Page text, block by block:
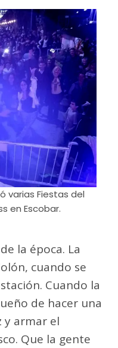
varias Fiestas del
en Escobar.
la época. La
cuando se
Cuando la
de hacer una
y armar el
Que la gente